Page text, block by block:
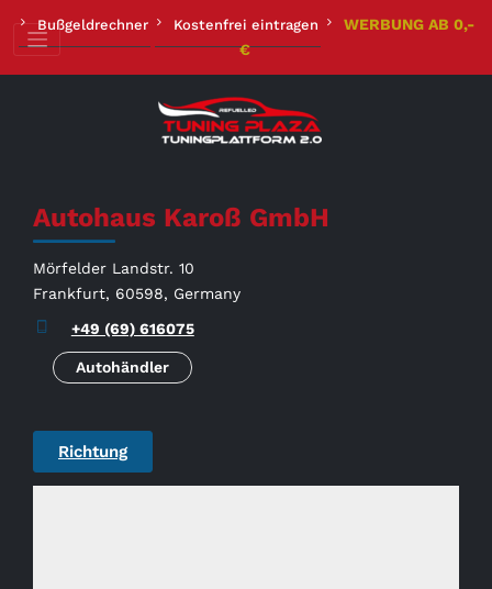
Inhalt
springen
Bußgeldrechner Kostenfrei eintragen
WERBUNG AB 0,-
€
Autohaus Karoß GmbH
Mörfelder Landstr. 10
Frankfurt, 60598, Germany
+49 (69) 616075
Autohändler
Richtung